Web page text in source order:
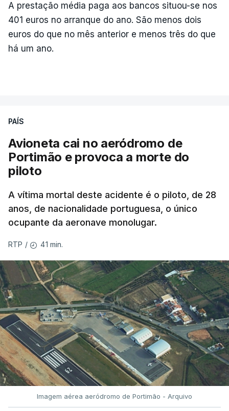
A prestação média paga aos bancos situou-se nos
401 euros no arranque do ano. São menos dois
euros do que no mês anterior e menos três do que
há um ano.
PAÍS
Avioneta cai no aeródromo de
Portimão e provoca a morte do
piloto
A vítima mortal deste acidente é o piloto, de 28
anos, de nacionalidade portuguesa, o único
ocupante da aeronave monolugar.
RTP / 41 min.
Imagem aérea aeródromo de Portimão - Arquivo